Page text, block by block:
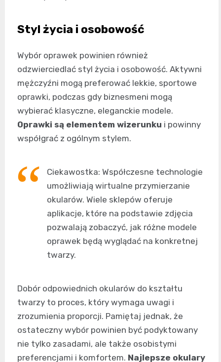
Styl życia i osobowość
Wybór oprawek powinien również
odzwierciedlać styl życia i osobowość. Aktywni
mężczyźni mogą preferować lekkie, sportowe
oprawki, podczas gdy biznesmeni mogą
wybierać klasyczne, eleganckie modele.
Oprawki są elementem wizerunku i powinny
współgrać z ogólnym stylem.
Ciekawostka: Współczesne technologie
umożliwiają wirtualne przymierzanie
okularów. Wiele sklepów oferuje
aplikacje, które na podstawie zdjęcia
pozwalają zobaczyć, jak różne modele
oprawek będą wyglądać na konkretnej
twarzy.
Dobór odpowiednich okularów do kształtu
twarzy to proces, który wymaga uwagi i
zrozumienia proporcji. Pamiętaj jednak, że
ostateczny wybór powinien być podyktowany
nie tylko zasadami, ale także osobistymi
preferencjami i komfortem. Najlepsze okulary